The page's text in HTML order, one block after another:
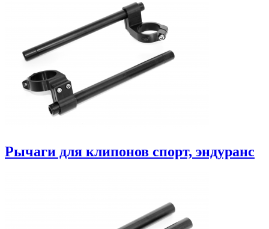
Рычаги для клипонов спорт, эндуранс